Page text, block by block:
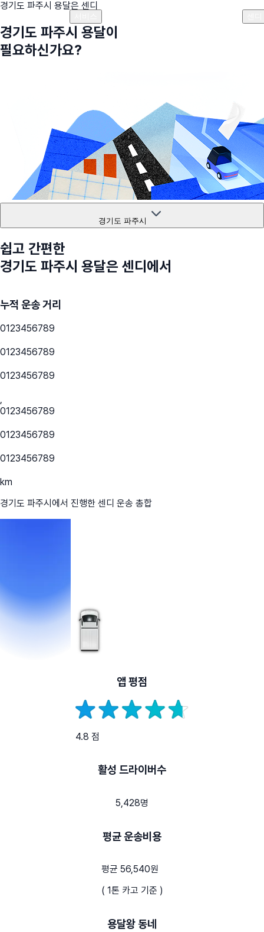
경기도 파주시 용달은 센디
경기도 파주시 용달이
필요하신가요?
경기도 파주시
쉽고 간편한
경기도 파주시 용달은 센디에서
누적 운송 거리
0123456789
0123456789
0123456789
,
0123456789
0123456789
0123456789
km
경기도 파주시 에서 진행한 센디 운송 총합
앱 평점
4.8 점
활성 드라이버수
5,428명
평균 운송비용
평균 56,540원
( 1톤 카고 기준 )
용달왕 동네